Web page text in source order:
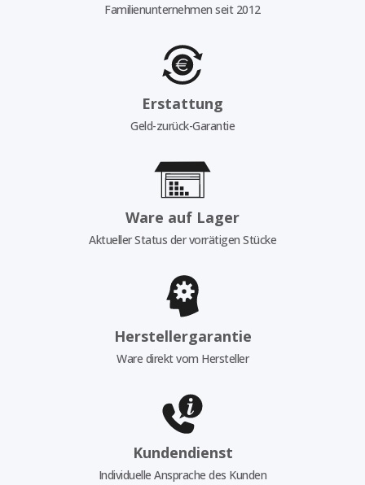
Familienunternehmen seit 2012
Erstattung
Geld-zurück-Garantie
Ware auf Lager
Aktueller Status der vorrätigen Stücke
Herstellergarantie
Ware direkt vom Hersteller
Kundendienst
Individuelle Ansprache des Kunden